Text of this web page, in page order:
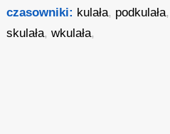
czasowniki: kulała, podkulała,
skulała,wkulała,